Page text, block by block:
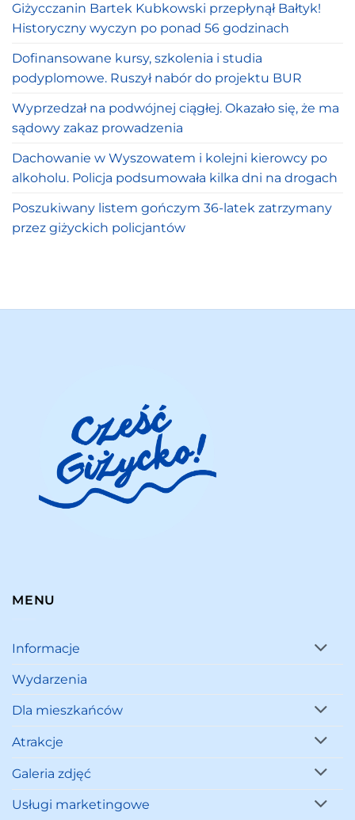
Giżycczanin Bartek Kubkowski przepłynął Bałtyk!
Historyczny wyczyn po ponad 56 godzinach
Dofinansowane kursy, szkolenia i studia
podyplomowe. Ruszył nabór do projektu BUR
Wyprzedzał na podwójnej ciągłej. Okazało się, że ma
sądowy zakaz prowadzenia
Dachowanie w Wyszowatem i kolejni kierowcy po
alkoholu. Policja podsumowała kilka dni na drogach
Poszukiwany listem gończym 36-latek zatrzymany
przez giżyckich policjantów
MENU
Informacje
Wydarzenia
Dla mieszkańców
Atrakcje
Galeria zdjęć
Usługi marketingowe